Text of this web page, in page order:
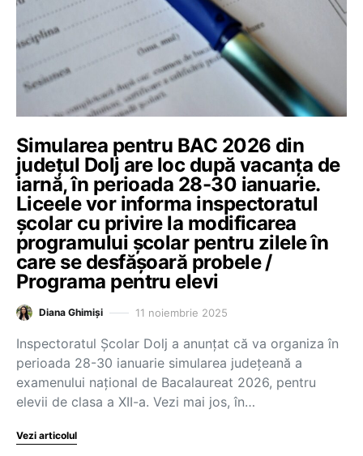
Simularea pentru BAC 2026 din
județul Dolj are loc după vacanța de
iarnă, în perioada 28-30 ianuarie.
Liceele vor informa inspectoratul
școlar cu privire la modificarea
programului școlar pentru zilele în
care se desfășoară probele /
Programa pentru elevi
Diana Ghimiși 11 noiembrie 2025
Inspectoratul Școlar Dolj a anunțat că va organiza în
perioada 28-30 ianuarie simularea județeană a
examenului național de Bacalaureat 2026, pentru
elevii de clasa a XII-a. Vezi mai jos, în…
Vezi articolul